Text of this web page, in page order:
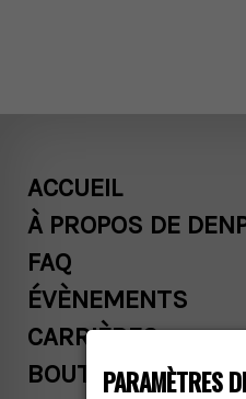
ACCUEIL
FAQ
ÉVÈNEMENTS
CARRIÈRES
BOUTIQUE